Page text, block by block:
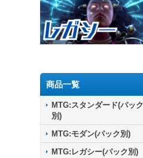
商品一覧
MTG:スタンダード(パック
別)
MTG:モダン(パック別)
MTG:レガシー(パック別)